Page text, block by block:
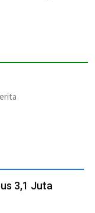
3,1 Juta